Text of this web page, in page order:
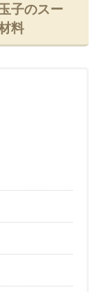
子のスー
料